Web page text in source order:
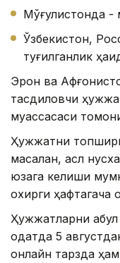
Мўғулистонда -
Ўзбекистон,
туғилганлик
Эрон ва
тасдиқловчи
муассасаси
Ҳужжатни
масалан, асл
юзага келиши
охирги ҳафтагача
Ҳужжатларни
одатда 5
онлайн тарзда